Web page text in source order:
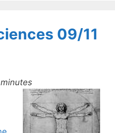
09/11
minutes